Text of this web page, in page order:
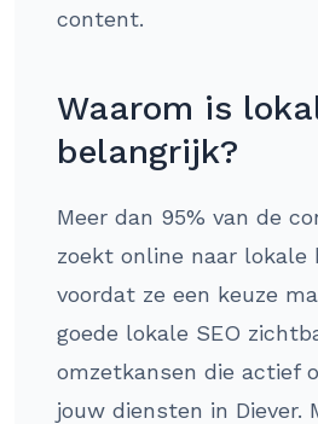
content.
Waarom is
belangrijk?
Meer dan 95% van de
zoekt online naar lokale
voordat ze een keuze
goede lokale SEO
omzetkansen die actief
jouw diensten in Diever.